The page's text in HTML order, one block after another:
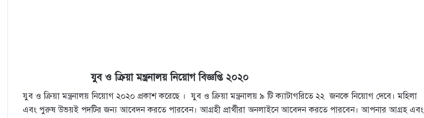
যুব ও ক্রিয়া মন্ত্রনালয় নিয়োগ বিজ্ঞপ্তি ২০২০
যুব ও ক্রিয়া মন্ত্রনালয় নিয়োগ ২০২০ প্রকাশ করেছে । যুব ও ক্রিয়া মন্ত্রনালয় ৯ টি ক্যাটাগরিতে ২২ জনকে নিয়োগ দেবে। মহিলা
এবং পুরুষ উভয়ই পদটির জন্য আবেদন করতে পারবেন। আগ্রহী প্রার্থীরা অনলাইনে আবেদন করতে পারবেন। আপনার আগ্রহ এবং